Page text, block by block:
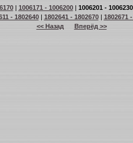
| 1006171 - 1006200| 1006201 - 1006230
- 1802640| 1802641 - 1802670| 1802671
<< Назад
Вперёд >>